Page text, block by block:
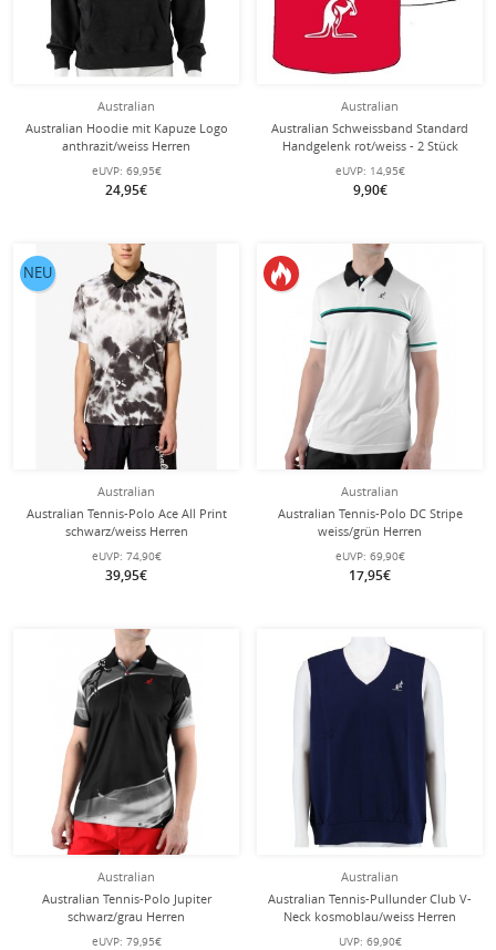
Australian
Australian Hoodie mit Kapuze Logo
anthrazit/weiss Herren
eUVP: 69,95€
24,95€
Australian
Australian Schweissband Standard
Handgelenk rot/weiss - 2 Stück
eUVP: 14,95€
9,90€
Australian
Australian Tennis-Polo Ace All Print
schwarz/weiss Herren
eUVP: 74,90€
39,95€
NEU
Australian
Australian Tennis-Polo DC Stripe
weiss/grün Herren
eUVP: 69,90€
17,95€
Australian
Australian Tennis-Polo Jupiter
schwarz/grau Herren
eUVP: 79,95€
Australian
Australian Tennis-Pullunder Club V-
Neck kosmoblau/weiss Herren
UVP: 69,90€